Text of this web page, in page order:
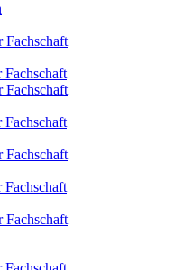
Fachschaft
Fachschaft
Fachschaft
Fachschaft
Fachschaft
Fachschaft
Fachschaft